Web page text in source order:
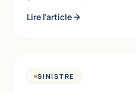
Lire l'article
SINISTRE